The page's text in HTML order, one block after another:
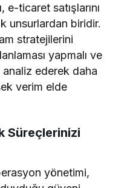
ticaret satışlarını
unsurlardan biridir.
stratejilerini
yapmalı ve
ederek daha
verim elde
Süreçlerinizi
yönetimi,